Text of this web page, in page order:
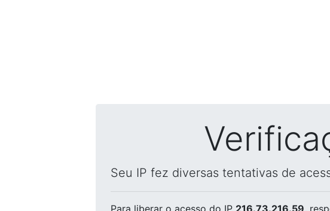
Seu IP fez diversas tentativas de
Para liberar o acesso do IP 216.73.216.59,